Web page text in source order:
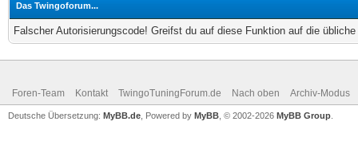
Das Twingoforum...
Falscher Autorisierungscode! Greifst du auf diese Funktion auf die
Foren-Team Kontakt TwingoTuningForum.de Nach oben Archiv-Modus
Deutsche Übersetzung: MyBB.de , Powered by MyBB , © 2002-2026 MyBB Group